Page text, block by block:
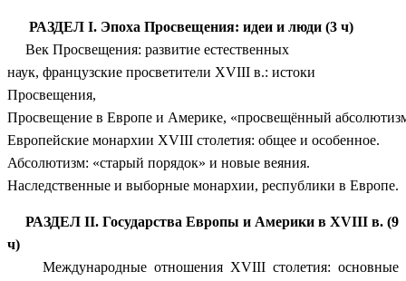
РАЗДЕЛ I. Эпоха Просвещения: идеи и люди (3 ч)
Век Просвещения: развитие естественных
наук, французские просветители XVIII в.: истоки
Просвещения,
Просвещение в Европе и Америке, «просвещённый
Европейские монархии XVIII столетия: общее и особенное.
Абсолютизм: «старый порядок» и новые веяния.
Наследственные и выборные монархии, республики в Европе.
РАЗДЕЛ II. Государства Европы и Америки в XVIII в. (9
ч)
Международные отношения XVIII столетия: основные